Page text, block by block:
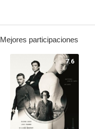
Mejores participaciones
7.6